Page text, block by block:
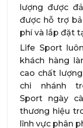
lượng được
được hỗ trợ
phí và lắp đặt
Life Sport
khách hàng
cao chất
chi nhánh
Sport ngày
thương hiệu
lĩnh vực phân